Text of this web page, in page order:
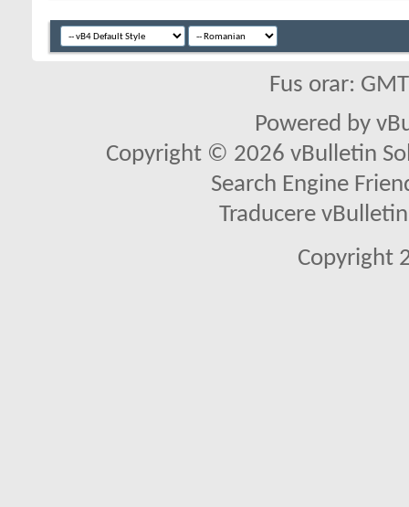
Fus orar:
Powered by
Copyright © 2026 vBulletin
Search Engine
Traducere
Copyright